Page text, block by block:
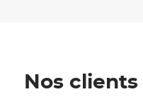
Nos